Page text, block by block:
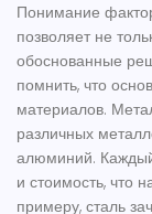
Понимание
позволяет не
обоснованные
помнить, что
материалов.
различных
алюминий.
и стоимость, что
примеру, сталь